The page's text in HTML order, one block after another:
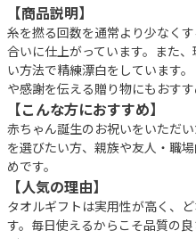
【商品説明】
糸を撚る回数を通常より少なく
合いに仕上がっています。また
い方法で精練漂白をしています
や感謝を伝える贈り物にもおすす
【こんな方におすすめ】
赤ちゃん誕生のお祝いをいただ
を選びたい方、親族や友人・職
めです。
【人気の理由】
タオルギフトは実用性が高く、
す。毎日使えるからこそ品質の